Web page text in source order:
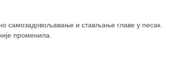
самозадовољавање и стављање главе у песак.
променила.